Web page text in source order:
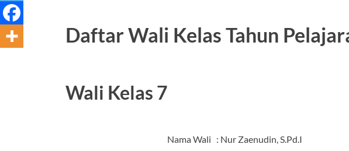
Daftar Wali Kelas Tahun
Wali Kelas 7
Nama Wali : Nur Zaenudin, S.Pd.I